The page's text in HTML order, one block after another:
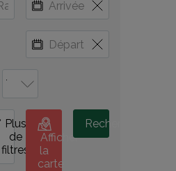
Plus
de
filtres
Afficher
la
carte
Rechercher